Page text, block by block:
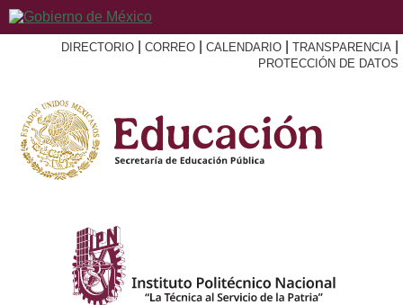
DIRECTORIO CORREO CALENDARIO TRANSPARENCIA
PROTECCIÓN DE DATOS